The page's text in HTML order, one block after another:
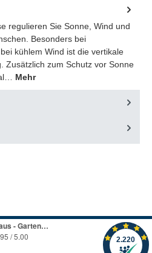
regulieren Sie Sonne, Wind und
Besonders bei
kühlem Wind ist die vertikale
Zusätzlich zum Schutz vor Sonne
Mehr